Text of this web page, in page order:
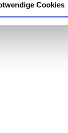
Cookies